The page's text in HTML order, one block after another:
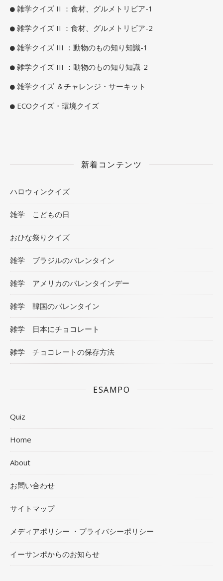
雑学クイズ II ：食材、グルメトリビア-1
雑学クイズ II ：食材、グルメトリビア-2
雑学クイズ III ：動物のもの知り知識-1
雑学クイズ III ：動物のもの知り知識-2
雑学クイズ ＆チャレンジ・サーキット
ECOクイズ・環境クイズ
新着コンテンツ
ハロウィンクイズ
雑学 こどもの日
おひな祭りクイズ
雑学 ブラジルのバレンタイン
雑学 アメリカのバレンタインデー
雑学 韓国のバレンタイン
雑学 日本にチョコレート
雑学 チョコレートの保存方法
ESAMPO
Quiz
Home
About
お問い合わせ
サイトマップ
メディアポリシー ・プライバシーポリシー
イーサンポからのお知らせ